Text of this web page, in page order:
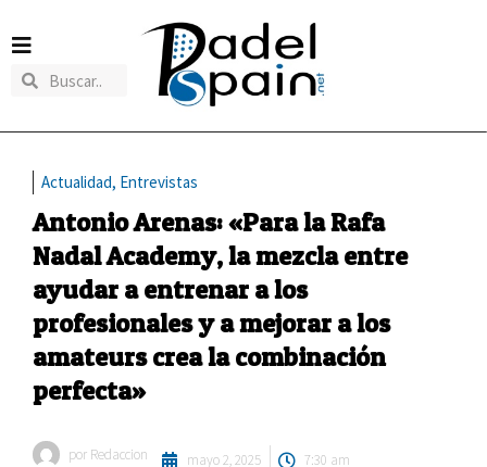
Actualidad, Entrevistas
Antonio Arenas: «Para la Rafa
Nadal Academy, la mezcla entre
ayudar a entrenar a los
profesionales y a mejorar a los
amateurs crea la combinación
perfecta»
por Redaccion mayo 2, 2025 7:30 am